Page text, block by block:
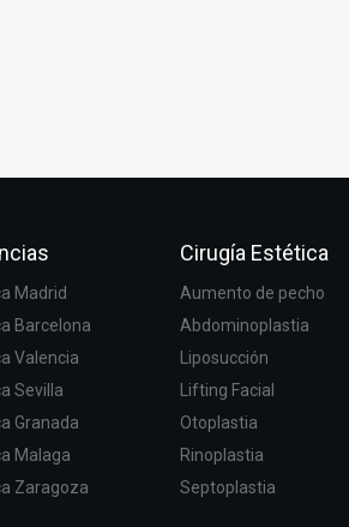
Madrid
Barcelona
Valencia
Sevilla
Granada
Malaga
Zaragoza
Cirugía Estética
Aumento de pecho
Abdominoplastia
Liposucción
Lifting Facial
Otoplastia
Rinoplastia
Septoplastia